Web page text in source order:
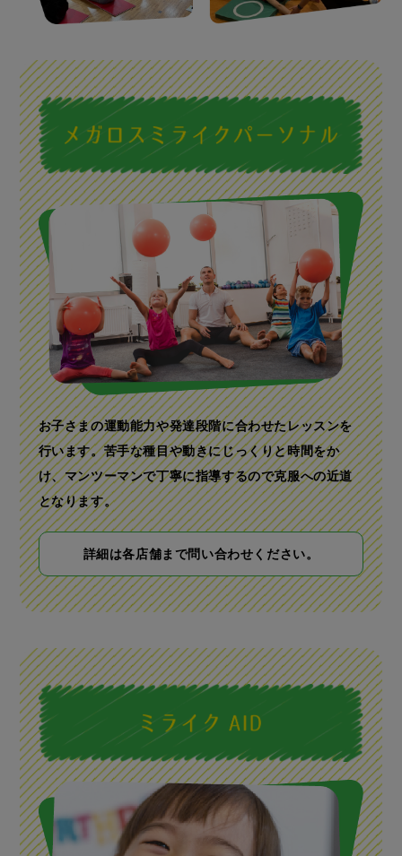
お子さまの運動能力や発達段階に合わせたレッスンを
行います。苦手な種目や動きにじっくりと時間をか
け、マンツーマンで丁寧に指導するので克服への近道
となります。
詳細は各店舗まで問い合わせください。